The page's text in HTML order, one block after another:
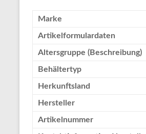
Marke
Artikelformulardaten
Altersgruppe (Beschreibung)
Behältertyp
Herkunftsland
Hersteller
Artikelnummer